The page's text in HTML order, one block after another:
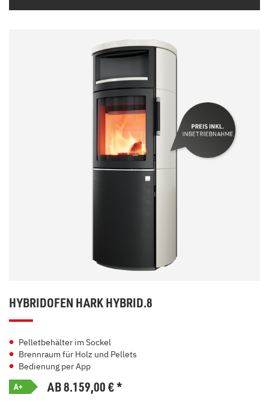
HYBRIDOFEN HARK HYBRID.8
Pelletbehälter im Sockel
Brennraum für Holz und Pellets
Bedienung per App
A+ AB 8.159,00€*